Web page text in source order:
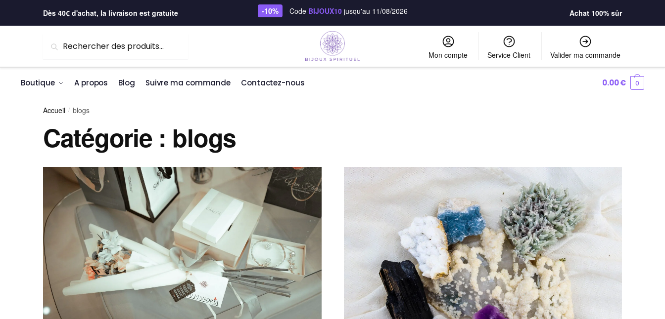
Dès 40€ d'achat, la livraison est gratuite -10% Code BIJOUX10jusqu'au 11/08/2026 Achat 100% sûr
Recherche
Mon compte Service Client Valider ma commande
Boutique A propos Blog Suivre ma commande Contactez-nous 0.00€ 0
Accueil / blogs
Catégorie : blogs